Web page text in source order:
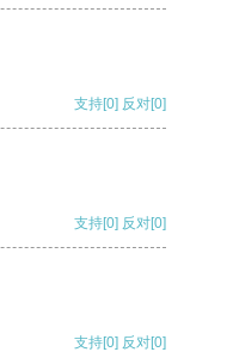
支持[0] 反对[0]
支持[0] 反对[0]
支持[0] 反对[0]